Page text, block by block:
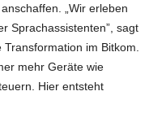
„Wir erleben
Sprachassistenten”, sagt
im Bitkom.
mehr Geräte wie
Hier entsteht